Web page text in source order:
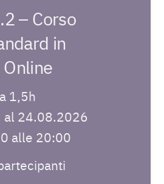
– Corso
in
1,5h
al 24.08.2026
alle 20:00